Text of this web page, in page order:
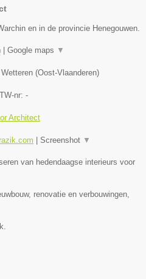
en in de provincie Henegouwen.
Google maps ▼
Wetteren (Oost-Vlaanderen)
nr: -
Architect
Screenshot ▼
van hedendaagse interieurs voor
renovatie en verbouwingen,